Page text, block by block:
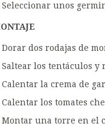
Seleccionar unos
Dorar dos rodajas de
Saltear los tentáculos y
Calentar la crema de
Calentar los tomates
Montar una torre en el